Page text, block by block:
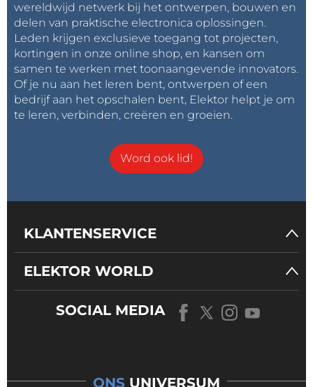
wereldwijd netwerk bij het ontwerpen, bouwen en
delen van praktische electronica oplossingen.
Leden krijgen exclusieve toegang tot projecten,
kortingen in onze online shop, en kansen om
samen te werken met toonaangevende innovators.
Of je nu aan het leren bent, ontwerpen of een
bedrijf aan het opschalen bent, Elektor helpt je om
te leren, verbinden, creëren en groeien.
Word ook lid!
KLANTENSERVICE
ELEKTOR WORLD
SOCIAL MEDIA
ONS UNIVERSUM